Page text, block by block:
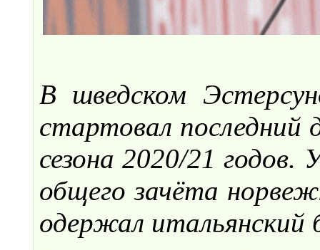
В шведском
стартовал
сезона 2020/21 годов.
общего зачёта
одержал